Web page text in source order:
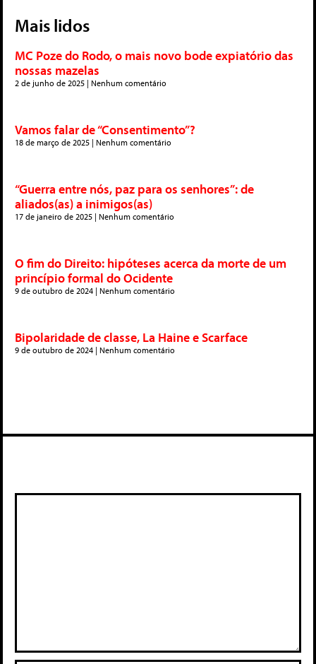
Mais lidos
MC Poze do Rodo, o mais novo bode expiatório das
nossas mazelas
2 de junho de 2025 Nenhum comentário
Vamos falar de “Consentimento”?
18 de março de 2025 Nenhum comentário
“Guerra entre nós, paz para os senhores”: de
aliados(as) a inimigos(as)
17 de janeiro de 2025 Nenhum comentário
O fim do Direito: hipóteses acerca da morte de um
princípio formal do Ocidente
9 de outubro de 2024 Nenhum comentário
Bipolaridade de classe, La Haine e Scarface
9 de outubro de 2024 Nenhum comentário